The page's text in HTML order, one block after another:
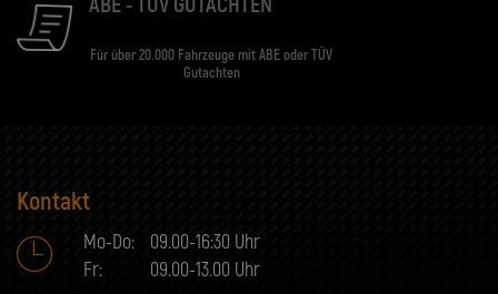
Für über 20.000 Fahrzeuge mit ABE oder TÜV
Gutachten
Kontakt
Mo-Do:
09.00-16:30 Uhr
Fr:
09.00-13.00 Uhr